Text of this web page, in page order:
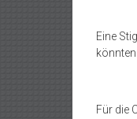
Eine
Für die